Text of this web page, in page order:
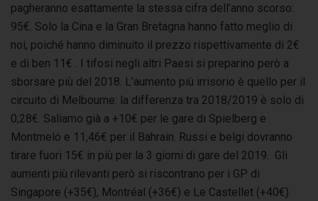
pagheranno esattamente la stessa cifra dell’anno scorso:
95€. Solo la Cina e la Gran Bretagna hanno fatto meglio di
noi, poiché hanno diminuito il prezzo rispettivamente di 2€
e di ben 11€ . I tifosi negli altri Paesi si preparino però a
sborsare più del 2018. L’aumento più irrisorio è quello per il
circuito di Melbourne: la differenza tra 2018/2019 è solo di
0,28€. Saliamo già a +10€ per le gare di Spielberg e
Montmeló e 11,46€ per il Bahrain. Russi e belgi dovranno
tirare fuori 15€ in più per la 3 giorni di gare del 2019. Gli
aumenti più rilevanti però si riscontrano per i GP di
Singapore (+35€), Montréal (+36€) e Le Castellet (+40€).